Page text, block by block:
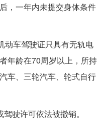
，一年内未提交身体条件
动车驾驶证只具有无轨电
年龄在70周岁以上，所持
车、三轮汽车、轮式自行
驶许可依法被撤销。